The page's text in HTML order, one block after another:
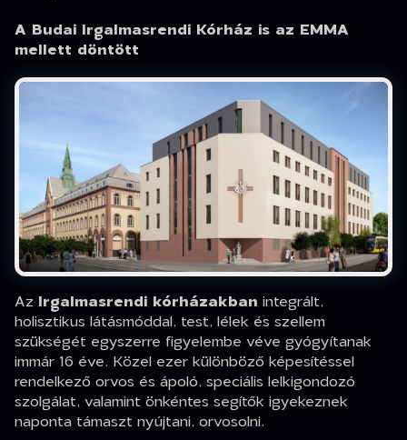
A Budai Irgalmasrendi Kórház is az EMMA
mellett döntött
Az Irgalmasrendi kórházakban integrált,
holisztikus látásmóddal, test, lélek és szellem
szükségét egyszerre figyelembe véve gyógyítanak
immár 16 éve. Közel ezer különböző képesítéssel
rendelkező orvos és ápoló, speciális lelkigondozó
szolgálat, valamint önkéntes segítők igyekeznek
naponta támaszt nyújtani, orvosolni.